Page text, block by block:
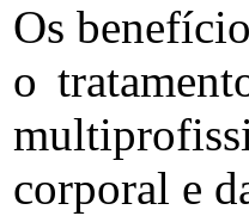
Os
o
corporal e